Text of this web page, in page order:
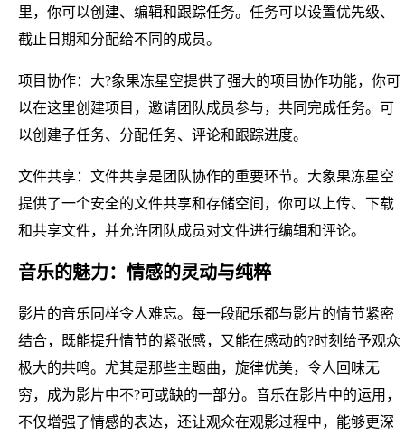
里，你可以创建、编辑和跟踪任务。任务可以设置优先级、
截止日期和分配给不同的成员。
项目协作：大?象果冻星空提供了强大的项目协作功能，你可
以在这里创建项目，邀请团队成员参与，共同完成任务。可
以创建子任务、分配任务、评论和跟踪进度。
文件共享：文件共享是团队协作的重要环节。大象果冻星空
提供了一个安全的文件共享和存储空间，你可以上传、下载
和共享文件，并允许团队成员对文件进行编辑和评论。
音乐的魅力：情感的灵动与纯粹
影片的音乐同样令人难忘。每一段配乐都与影片的情节紧密
结合，既能提升情节的紧张感，又能在感动的?时刻给予观众
极大的共鸣。尤其是那些主题曲，旋律优美，令人回味无
穷，成为影片中不?可或缺的一部分。音乐在影片中的运用，
不仅增强了情感的表达，还让观众在观影过程中，能够更深